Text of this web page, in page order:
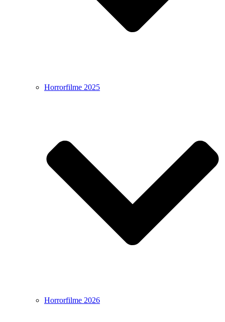
Horrorfilme 2025
Horrorfilme 2026